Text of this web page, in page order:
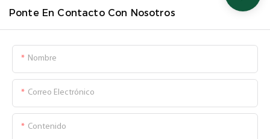
Ponte En Contacto Con Nosotros
Nombre
Correo Electrónico
Contenido